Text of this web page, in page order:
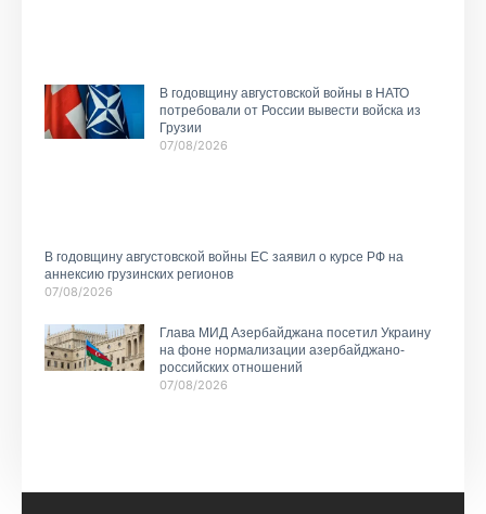
В годовщину августовской войны в НАТО
потребовали от России вывести войска из
Грузии
07/08/2026
В годовщину августовской войны ЕС заявил о курсе РФ на
аннексию грузинских регионов
07/08/2026
Глава МИД Азербайджана посетил Украину
на фоне нормализации азербайджано-
российских отношений
07/08/2026